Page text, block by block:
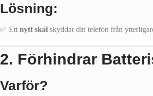
Lösning:
✅ Ett nytt skal skyddar din telefon från
2. Förhindrar
Varför?